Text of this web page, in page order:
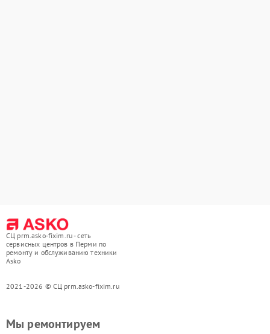
СЦ prm.asko-fixim.ru - сеть
сервисных центров в Перми по
ремонту и обслуживанию техники
Asko
2021-2026 © СЦ prm.asko-fixim.ru
Мы ремонтируем